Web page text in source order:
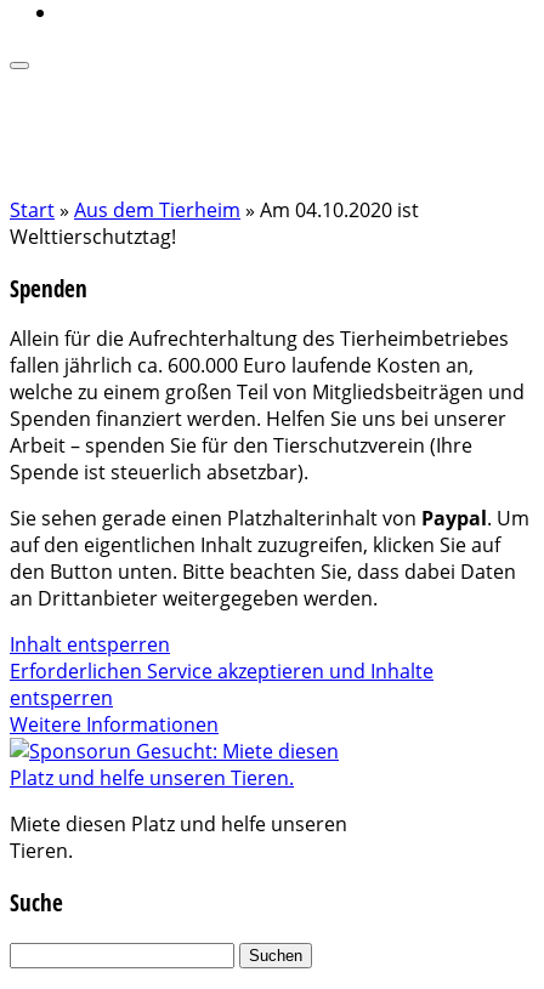
Start» Aus dem Tierheim » Am 04.10.2020 ist
Welttierschutztag!
Spenden
Allein für die Aufrechterhaltung des Tierheimbetriebes
fallen jährlich ca. 600.000 Euro laufende Kosten an,
welche zu einem großen Teil von Mitgliedsbeiträgen und
Spenden finanziert werden. Helfen Sie uns bei unserer
Arbeit – spenden Sie für den Tierschutzverein (Ihre
Spende ist steuerlich absetzbar).
Sie sehen gerade einen Platzhalterinhalt von Paypal. Um
auf den eigentlichen Inhalt zuzugreifen, klicken Sie auf
den Button unten. Bitte beachten Sie, dass dabei Daten
an Drittanbieter weitergegeben werden.
Inhalt entsperren
Erforderlichen Service akzeptieren und Inhalte
entsperren
Weitere Informationen
Miete diesen Platz und helfe unseren
Tieren.
Suche
Suchen